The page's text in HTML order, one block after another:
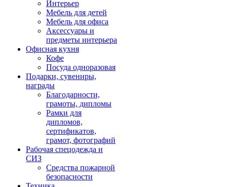
Интерьер
Мебель для детей
Мебель для офиса
Аксессуары и
предметы интерьера
Офисная кухня
Кофе
Посуда одноразовая
Подарки, сувениры,
награды
Благодарности,
грамоты, дипломы
Рамки для
дипломов,
сертификатов,
грамот, фотографий
Рабочая спецодежда и
СИЗ
Средства пожарной
безопасности